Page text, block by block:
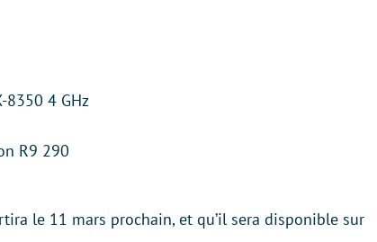
8350 4 GHz
R9 290
le 11 mars prochain, et qu’il sera disponible sur